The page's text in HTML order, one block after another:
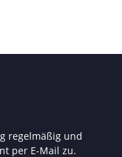
regelmäßig und
per E-Mail zu.